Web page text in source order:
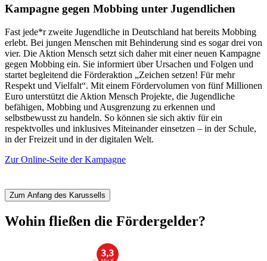
Kampagne gegen Mobbing unter Jugendlichen
Fast jede*r zweite Jugendliche in Deutschland hat bereits Mobbing
erlebt. Bei jungen Menschen mit Behinderung sind es sogar drei von
vier. Die Aktion Mensch setzt sich daher mit einer neuen Kampagne
gegen Mobbing ein. Sie informiert über Ursachen und Folgen und
startet begleitend die Förderaktion „Zeichen setzen! Für mehr
Respekt und Vielfalt“. Mit einem Fördervolumen von fünf Millionen
Euro unterstützt die Aktion Mensch Projekte, die Jugendliche
befähigen, Mobbing und Ausgrenzung zu erkennen und
selbstbewusst zu handeln. So können sie sich aktiv für ein
respektvolles und inklusives Miteinander einsetzen – in der Schule,
in der Freizeit und in der digitalen Welt.
Zur Online-Seite der Kampagne
Zum Anfang des Karussells
Wohin fließen die Fördergelder?